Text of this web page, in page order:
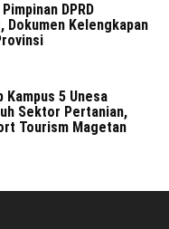
DPRD
Dokumen Kelengkapan
Kampus 5 Unesa
Sektor Pertanian,
Tourism Magetan